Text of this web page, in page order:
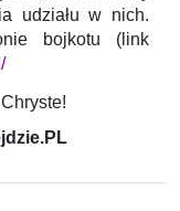
udziału w nich.
bojkotu (link